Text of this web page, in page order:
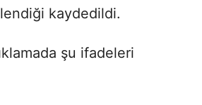
kaydedildi.
şu ifadeleri